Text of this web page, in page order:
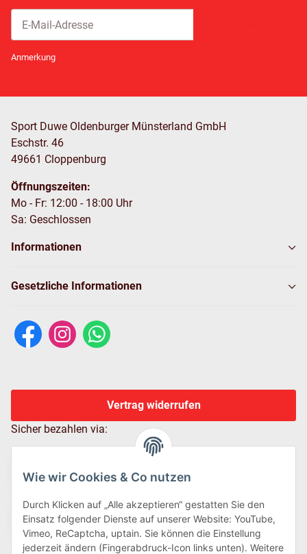
Wie wir Cookies & Co nutzen
Durch Klicken auf „Alle akzeptieren“ gestatten Sie den
Einsatz folgender Dienste auf unserer Website: YouTube,
Vimeo, ReCaptcha, uptain. Sie können die Einstellung
jederzeit ändern (Fingerabdruck-Icon links unten). Weitere
Anmerkung
Sport Duwe Oldenburger Münsterland GmbH
Eschstr. 46
49661 Cloppenburg
Öffnungszeiten:
Mo - Fr: 12:00 - 18:00 Uhr
Sa: Geschlossen
Informationen
Gesetzliche Informationen
Vertrag widerrufen
Sicher bezahlen via: